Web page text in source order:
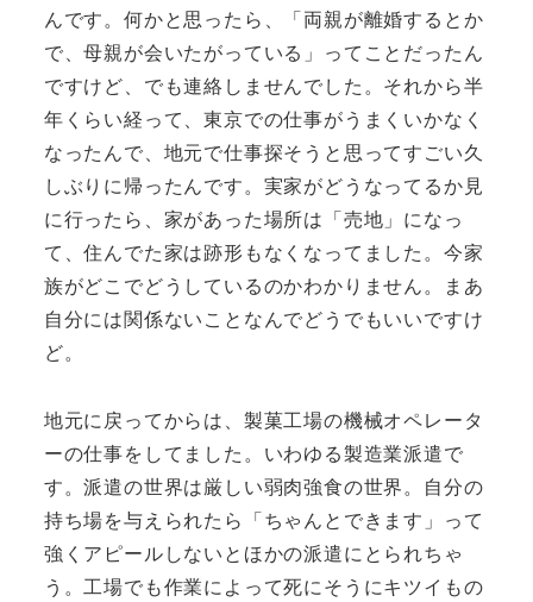
んです。何かと思ったら、「両親が離婚するとか
で、母親が会いたがっている」ってことだったん
ですけど、でも連絡しませんでした。それから半
年くらい経って、東京での仕事がうまくいかなく
なったんで、地元で仕事探そうと思ってすごい久
しぶりに帰ったんです。実家がどうなってるか見
に行ったら、家があった場所は「売地」になっ
て、住んでた家は跡形もなくなってました。今家
族がどこでどうしているのかわかりません。まあ
自分には関係ないことなんでどうでもいいですけ
ど。
地元に戻ってからは、製菓工場の機械オペレータ
ーの仕事をしてました。いわゆる製造業派遣で
す。派遣の世界は厳しい弱肉強食の世界。自分の
持ち場を与えられたら「ちゃんとできます」って
強くアピールしないとほかの派遣にとられちゃ
う。工場でも作業によって死にそうにキツイもの